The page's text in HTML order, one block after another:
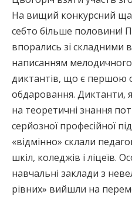
На вищий конкурсний
себто більше половини!
впорались зі складними
написанням
диктантів, що є першою
обдаровання. Диктанти,
на теоретичні знання
серйозної професійної
«відмінно» склали
шкіл, коледжів і ліцеїв.
навчальні заклади з
рівних» вийшли на